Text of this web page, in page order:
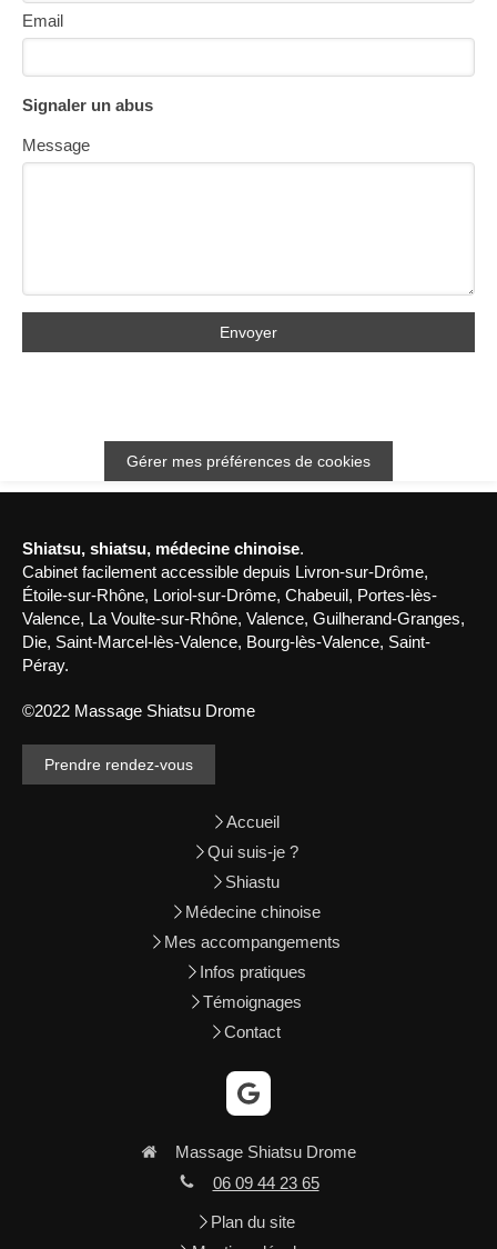
Email
Signaler un abus
Message
Envoyer
Gérer mes préférences de cookies
Shiatsu, shiatsu, médecine chinoise.
Cabinet facilement accessible depuis Livron-sur-Drôme,
Étoile-sur-Rhône, Loriol-sur-Drôme, Chabeuil, Portes-lès-
Valence, La Voulte-sur-Rhône, Valence, Guilherand-Granges,
Die, Saint-Marcel-lès-Valence, Bourg-lès-Valence, Saint-
Péray.
©2022 Massage Shiatsu Drome
Prendre rendez-vous
Accueil
Qui suis-je ?
Shiastu
Médecine chinoise
Mes accompangements
Infos pratiques
Témoignages
Contact
Massage Shiatsu Drome
06 09 44 23 65
Plan du site